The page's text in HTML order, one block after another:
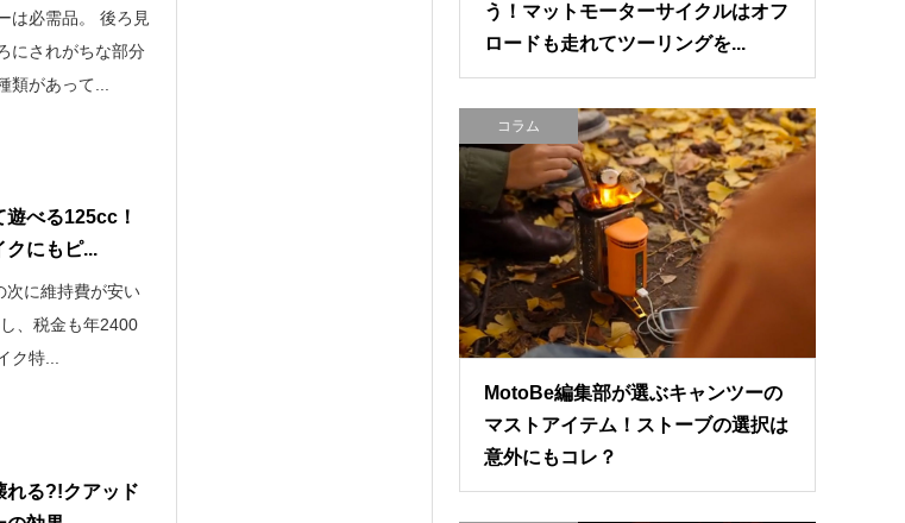
は必需品。 後ろ見
にされがちな部分
類があって...
べる125cc！
クにもピ...
次に維持費が安い
、税金も年2400
ク特...
れる?!クアッド
う！マットモーターサイクルはオフ
ロードも走れてツーリングを...
コラム
MotoBe編集部が選ぶキャンツーの
マストアイテム！ストーブの選択は
意外にもコレ？